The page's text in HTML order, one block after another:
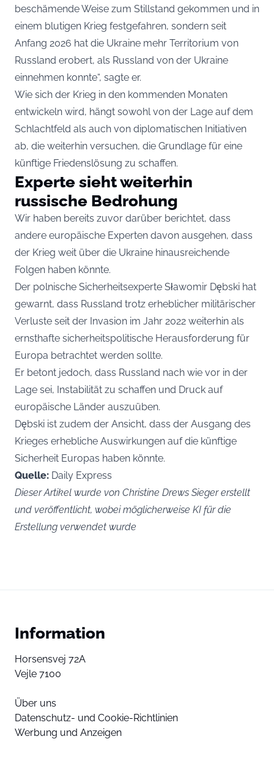
beschämende Weise zum Stillstand gekommen und in
einem blutigen Krieg festgefahren, sondern seit
Anfang 2026 hat die Ukraine mehr Territorium von
Russland erobert, als Russland von der Ukraine
einnehmen konnte“, sagte er.
Wie sich der Krieg in den kommenden Monaten
entwickeln wird, hängt sowohl von der Lage auf dem
Schlachtfeld als auch von diplomatischen Initiativen
ab, die weiterhin versuchen, die Grundlage für eine
künftige Friedenslösung zu schaffen.
Experte sieht weiterhin
russische Bedrohung
Wir haben bereits zuvor darüber berichtet, dass
andere europäische Experten davon ausgehen, dass
der Krieg weit über die Ukraine hinausreichende
Folgen haben könnte.
Der polnische Sicherheitsexperte Sławomir Dębski hat
gewarnt, dass Russland trotz erheblicher militärischer
Verluste seit der Invasion im Jahr 2022 weiterhin als
ernsthafte sicherheitspolitische Herausforderung für
Europa betrachtet werden sollte.
Er betont jedoch, dass Russland nach wie vor in der
Lage sei, Instabilität zu schaffen und Druck auf
europäische Länder auszuüben.
Dębski ist zudem der Ansicht, dass der Ausgang des
Krieges erhebliche Auswirkungen auf die künftige
Sicherheit Europas haben könnte.
Quelle: Daily Express
Dieser Artikel wurde von Christine Drews Sieger erstellt
und veröffentlicht, wobei möglicherweise KI für die
Erstellung verwendet wurde
Information
Horsensvej 72A
Vejle 7100
Über uns
Datenschutz- und Cookie-Richtlinien
Werbung und Anzeigen